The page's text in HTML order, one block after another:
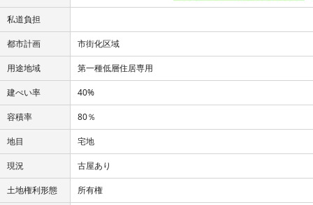
私道負担
都市計画 市街化区域
用途地域 第一種低層住居専用
建ぺい率 40%
容積率 80％
地目 宅地
現況 古屋あり
土地権利形態 所有権